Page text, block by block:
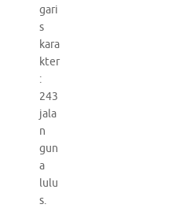
gari
s
kara
kter
:
243
jala
n
gun
a
lulu
s.